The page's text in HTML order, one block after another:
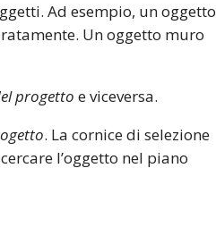
Ad esempio, un oggetto
Un oggetto muro
progetto e viceversa.
. La cornice di selezione
l’oggetto nel piano